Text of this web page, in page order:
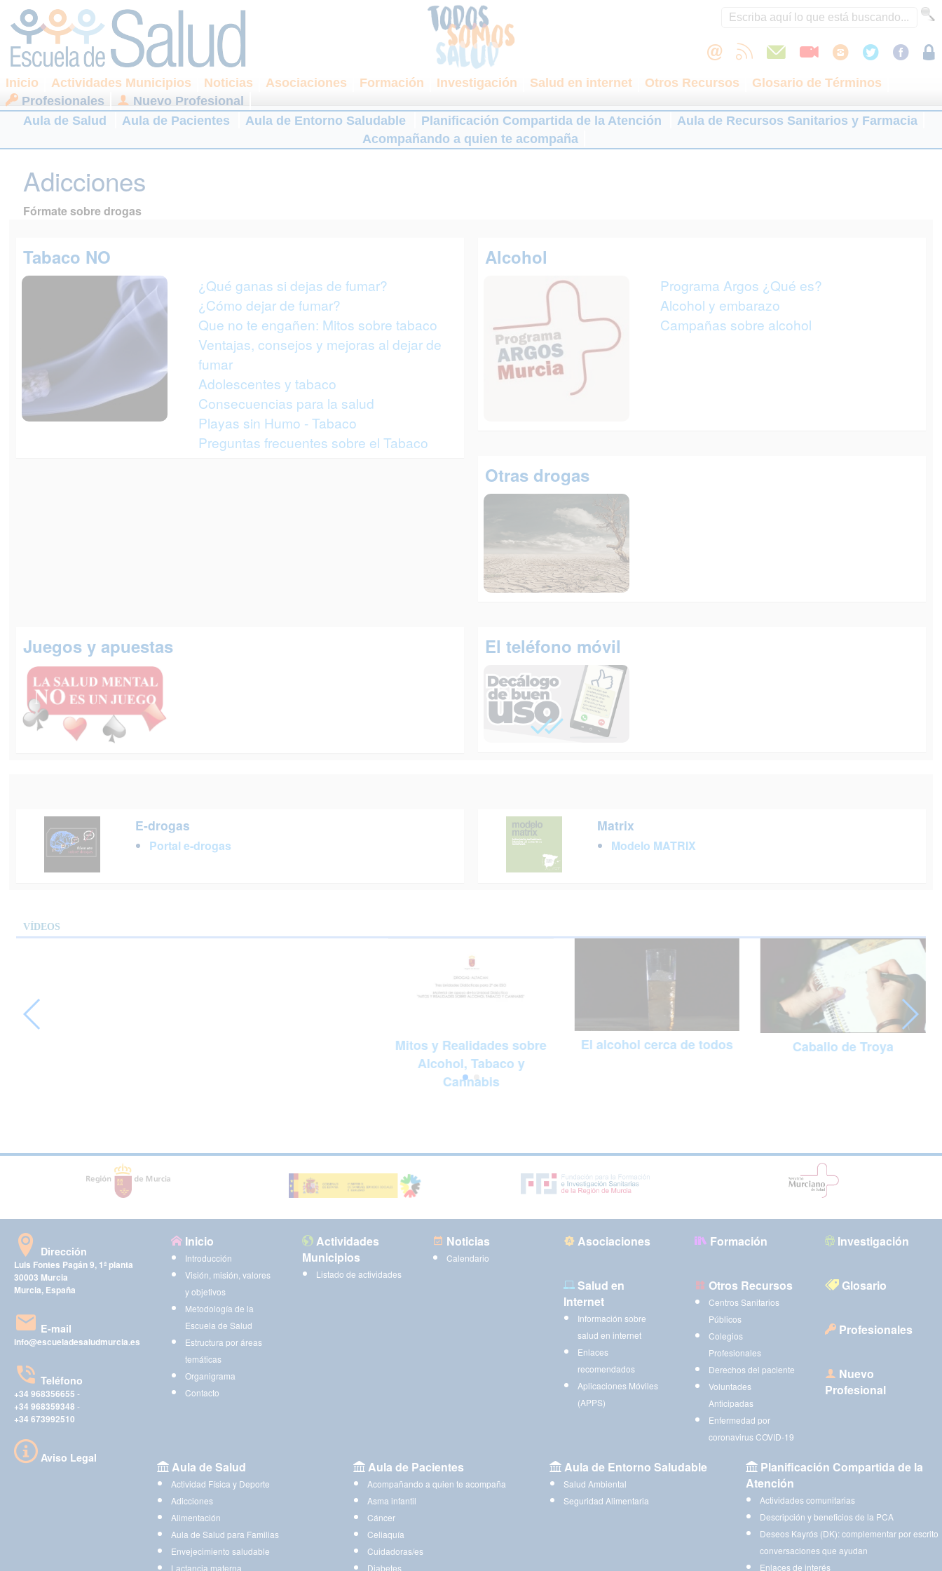
Inicio Actividades Municipios Noticias Asociaciones Formación Investigación Salud en internet Otros Recursos
Glosario de Términos
Profesionales
Nuevo Profesional
Aula de Salud
Aula de Pacientes Aula de Entorno Saludable Planificación Compartida de la Atención
Aula de Recursos Sanitarios y Farmacia
Acompañando a quien te acompaña
Adicciones
Fórmate sobre drogas
Tabaco NO
¿Qué ganas si dejas de fumar?
¿Cómo dejar de fumar?
Que no te engañen: Mitos sobre tabaco
Ventajas, consejos y mejoras al dejar de
fumar
Adolescentes y tabaco
Consecuencias para la salud
Playas sin Humo - Tabaco
Preguntas frecuentes sobre el Tabaco
Alcohol
Programa Argos ¿Qué es?
Alcohol y embarazo
Campañas sobre alcohol
Otras drogas
Juegos y apuestas El teléfono móvil
E-drogas
Portal e-drogas
Matrix
Modelo MATRIX
VÍDEOS
Mitos y Realidades sobre
Alcohol, Tabaco y
Cannabis
El alcohol cerca de todos Caballo de Troya
Dirección
Luis Fontes Pagán 9, 1ª planta
30003 Murcia
Murcia, España
E-mail
info@escueladesaludmurcia.es
Teléfono
+34 968356655 -
+34 968359348 -
+34 673992510
Aviso Legal
Inicio
Introducción
Visión, misión, valores
y objetivos
Metodología de la
Escuela de Salud
Estructura por áreas
temáticas
Organigrama
Contacto
Actividades
Municipios
Listado de actividades
Noticias
Calendario
Asociaciones Formación Investigación
Salud en
Internet
Información sobre
salud en internet
Enlaces
recomendados
Aplicaciones Móviles
(APPS)
Otros Recursos
Centros Sanitarios
Públicos
Colegios
Profesionales
Derechos del paciente
Voluntades
Anticipadas
Enfermedad por
coronavirus COVID-19
Glosario
Profesionales
Nuevo
Profesional
Aula de Salud
Actividad Física y Deporte
Adicciones
Alimentación
Aula de Salud para Familias
Envejecimiento saludable
Lactancia materna
Aula de Pacientes
Acompañando a quien te acompaña
Asma infantil
Cáncer
Celiaquía
Cuidadoras/es
Diabetes
Aula de Entorno Saludable
Salud Ambiental
Seguridad Alimentaria
Planificación Compartida de la
Atención
Actividades comunitarias
Descripción y beneficios de la PCA
Deseos Kayrós (DK): complementar por escrito
conversaciones que ayudan
Enlaces de interés